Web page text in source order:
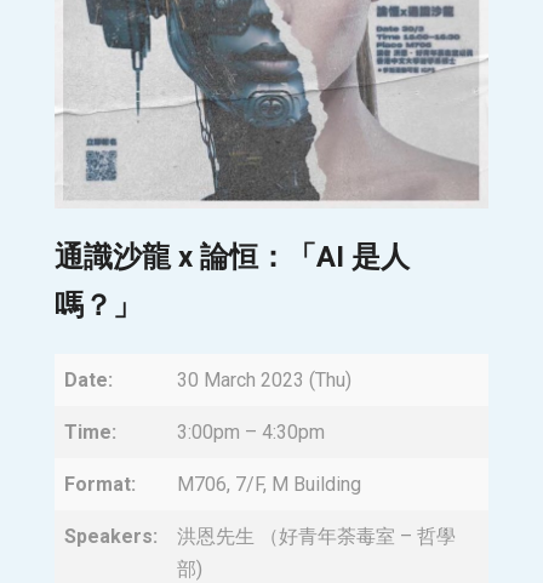
通識沙龍 x 論恒：「 AI 是人
嗎？ 」
Date: 30 March 2023 (Thu)
Time: 3:00pm – 4:30pm
Format: M706, 7/F, M Building
Speakers:
洪恩先生 （好青年荼毒室 – 哲學
部)